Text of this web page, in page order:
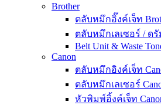
Brother
ตลับหมึกอิ๊งค์เจ็ท
ตลับหมึกเลเซอร์ / ดรั
Belt Unit & Waste
Canon
ตลับหมึกอิงค์เจ็ท
ตลับหมึกเลเซอร์
หัวพิมพ์อิ้งค์เจ็ท